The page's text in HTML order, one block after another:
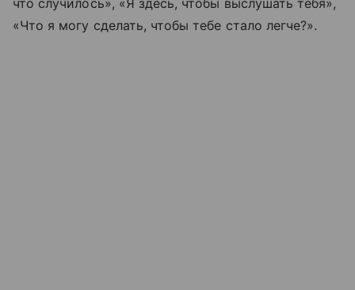
что случилось», «Я здесь, чтобы выслушать тебя»,
«Что я могу сделать, чтобы тебе стало легче?».